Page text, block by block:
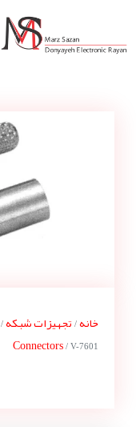
خانه/ تجهیزات شبکه/
Connectors / V-7601